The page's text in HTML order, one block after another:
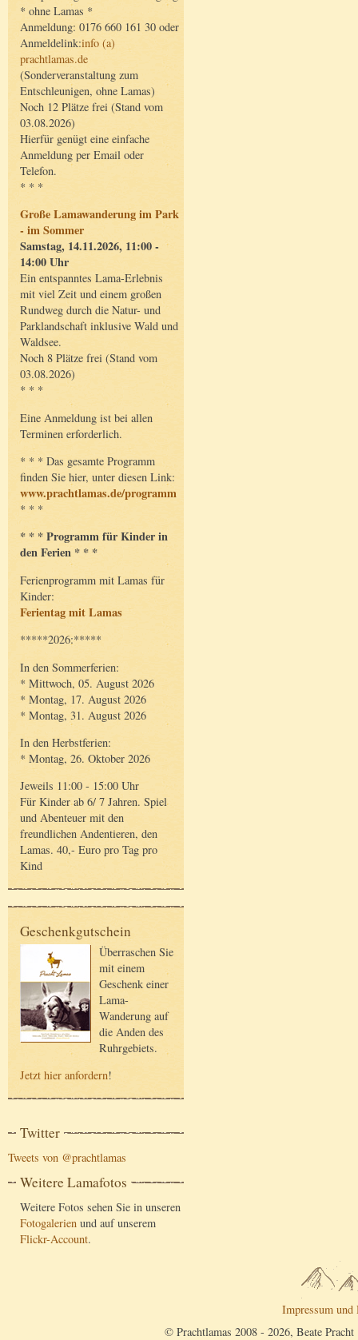
* ohne Lamas *
Anmeldung: 0176 660 161 30 oder
Anmeldelink:info (a)
prachtlamas.de
(Sonderveranstaltung zum
Entschleunigen, ohne Lamas)
Noch 12 Plätze frei (Stand vom
03.08.2026)
Hierfür genügt eine einfache
Anmeldung per Email oder
Telefon.
* * *
Große Lamawanderung im Park
- im Sommer
Samstag, 14.11.2026, 11:00 -
14:00 Uhr
Ein entspanntes Lama-Erlebnis
mit viel Zeit und einem großen
Rundweg durch die Natur- und
Parklandschaft inklusive Wald und
Waldsee.
Noch 8 Plätze frei (Stand vom
03.08.2026)
* * *
Eine Anmeldung ist bei allen
Terminen erforderlich.
* * * Das gesamte Programm
finden Sie hier, unter diesen Link:
www.prachtlamas.de/programm
* * *
* * * Programm für Kinder in
den Ferien * * *
Ferienprogramm mit Lamas für
Kinder:
Ferientag mit Lamas
*****2026:*****
In den Sommerferien:
* Mittwoch, 05. August 2026
* Montag, 17. August 2026
* Montag, 31. August 2026
In den Herbstferien:
* Montag, 26. Oktober 2026
Jeweils 11:00 - 15:00 Uhr
Für Kinder ab 6/ 7 Jahren. Spiel
und Abenteuer mit den
freundlichen Andentieren, den
Lamas. 40,- Euro pro Tag pro
Kind
Geschenkgutschein
Überraschen Sie
mit einem
Geschenk einer
Lama-
Wanderung auf
die Anden des
Ruhrgebiets.
Jetzt hier anfordern!
Twitter
Tweets von @prachtlamas
Weitere Lamafotos
Weitere Fotos sehen Sie in unseren
Fotogalerien und auf unserem
Flickr-Account.
Impressum und
© Prachtlamas 2008 - 2026, Beate Pracht